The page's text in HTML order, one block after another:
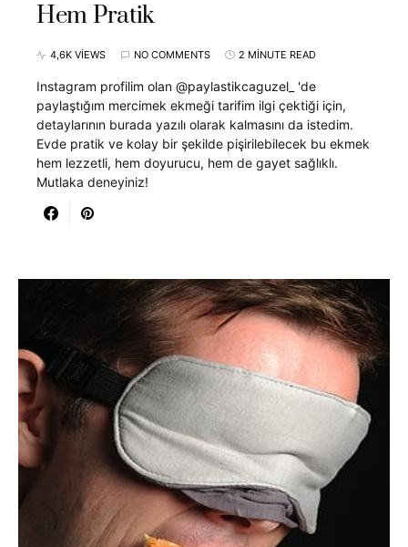
Hem Pratik
4,6K VIEWS NO COMMENTS 2 MINUTE READ
Instagram profilim olan @paylastikcaguzel_ 'de
paylaştığım mercimek ekmeği tarifim ilgi çektiği için,
detaylarının burada yazılı olarak kalmasını da istedim.
Evde pratik ve kolay bir şekilde pişirilebilecek bu ekmek
hem lezzetli, hem doyurucu, hem de gayet sağlıklı.
Mutlaka deneyiniz!